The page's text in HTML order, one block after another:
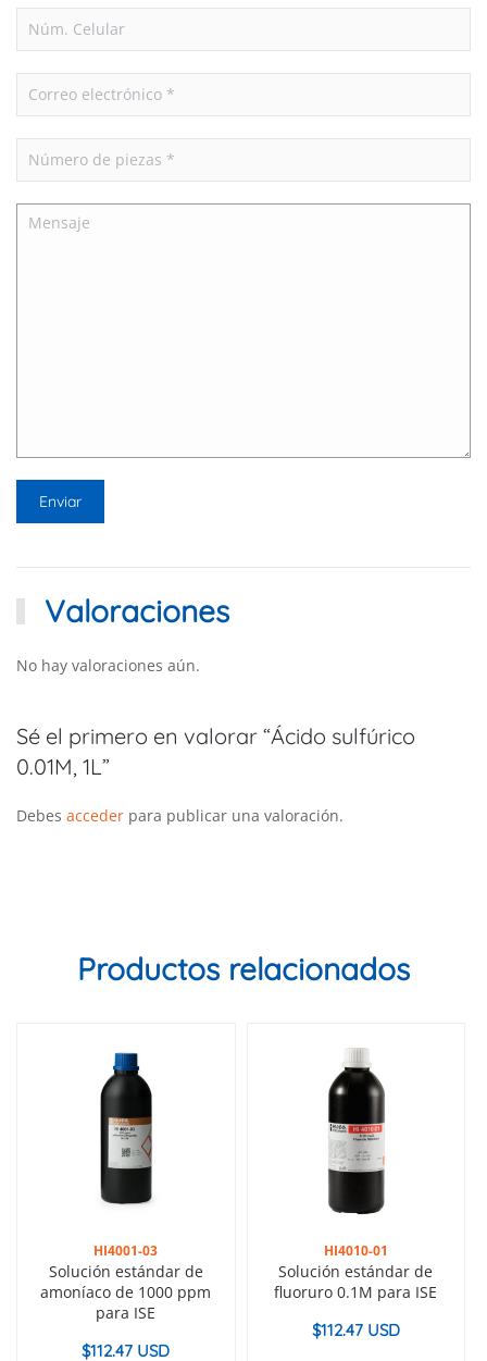
Valoraciones
No hay valoraciones aún.
Sé el primero en valorar “Ácido sulfúrico
0.01M, 1L”
Debes acceder para publicar una valoración.
Productos relacionados
HI4001-03
Solución estándar de
amoníaco de 1000 ppm
para ISE
$112.47 USD
HI4010-01
Solución estándar de
fluoruro 0.1M para ISE
$112.47 USD